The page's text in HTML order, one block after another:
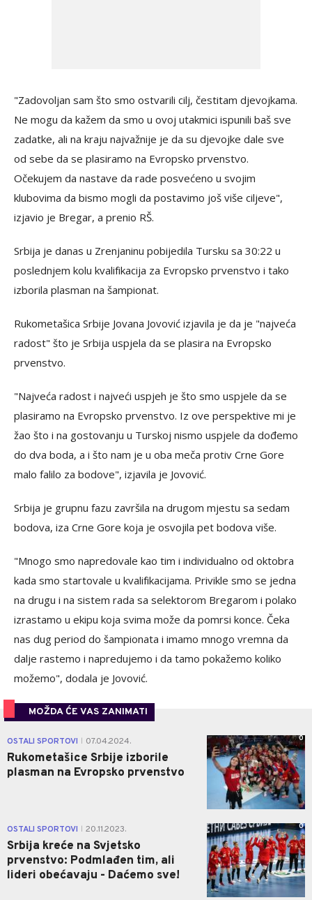
"Zadovoljan sam što smo ostvarili cilj, čestitam djevojkama.
Ne mogu da kažem da smo u ovoj utakmici ispunili baš sve
zadatke, ali na kraju najvažnije je da su djevojke dale sve
od sebe da se plasiramo na Evropsko prvenstvo.
Očekujem da nastave da rade posvećeno u svojim
klubovima da bismo mogli da postavimo još više ciljeve",
izjavio je Bregar, a prenio RŠ.
Srbija je danas u Zrenjaninu pobijedila Tursku sa 30:22 u
poslednjem kolu kvalifikacija za Evropsko prvenstvo i tako
izborila plasman na šampionat.
Rukometašica Srbije Jovana Jovović izjavila je da je "najveća
radost" što je Srbija uspjela da se plasira na Evropsko
prvenstvo.
"Najveća radost i najveći uspjeh je što smo uspjele da se
plasiramo na Evropsko prvenstvo. Iz ove perspektive mi je
žao što i na gostovanju u Turskoj nismo uspjele da dođemo
do dva boda, a i što nam je u oba meča protiv Crne Gore
malo falilo za bodove", izjavila je Jovović.
Srbija je grupnu fazu završila na drugom mjestu sa sedam
bodova, iza Crne Gore koja je osvojila pet bodova više.
"Mnogo smo napredovale kao tim i individualno od oktobra
kada smo startovale u kvalifikacijama. Privikle smo se jedna
na drugu i na sistem rada sa selektorom Bregarom i polako
izrastamo u ekipu koja svima može da pomrsi konce. Čeka
nas dug period do šampionata i imamo mnogo vremna da
dalje rastemo i napredujemo i da tamo pokažemo koliko
možemo", dodala je Jovović.
MOŽDA ĆE VAS ZANIMATI
OSTALI SPORTOVI 07.04.2024.
Rukometašice Srbije izborile
plasman na Evropsko prvenstvo
0
OSTALI SPORTOVI 20.11.2023.
Srbija kreće na Svjetsko
prvenstvo: Podmlađen tim, ali
lideri obećavaju - Daćemo sve!
0